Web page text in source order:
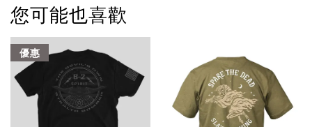
您可能也喜歡
優惠